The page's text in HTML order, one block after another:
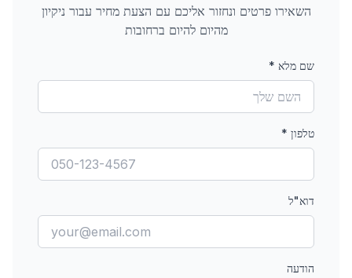
השאירו פרטים ונחזור אליכם עם הצעת מחיר עבור ניקיון
מהיום להיום ברחובות
שם מלא *
טלפון *
דוא"ל
הודעה